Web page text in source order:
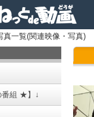
真一覧(関連映像・写真)
組 ★】↓